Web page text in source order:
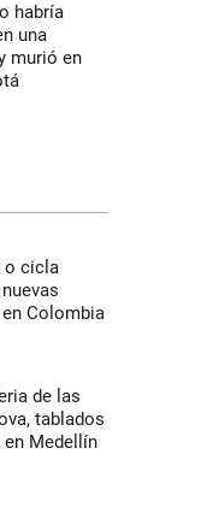
habría
una
murió en
o cicla
Colombia
de las
tablados
Medellín